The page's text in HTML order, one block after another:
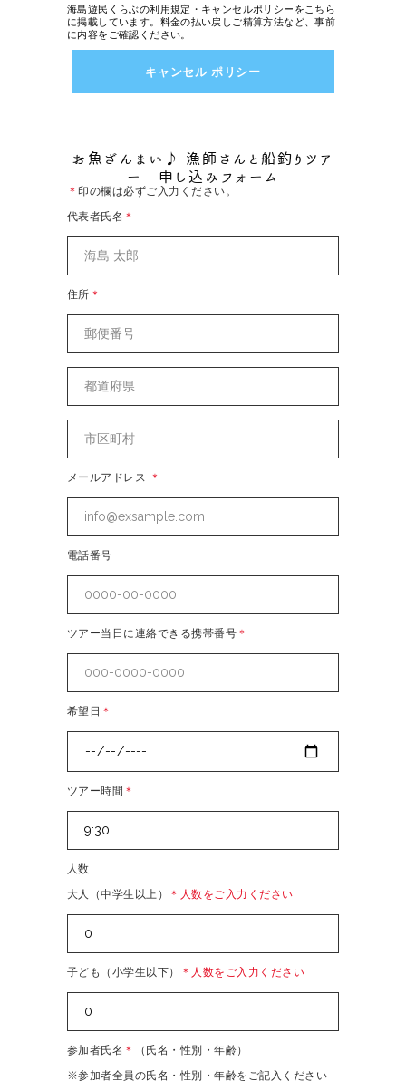
海島遊民くらぶの利用規定・キャンセルポリシーをこちら
に掲載しています。料金の払い戻しご精算方法など、事前
に内容をご確認ください。
キャンセル ポリシー
お魚ざんまい♪ 漁師さんと船釣りツア
ー 申し込みフォーム
＊印の欄は必ずご入力ください。
代表者氏名 ＊
住所 ＊
メールアドレス ＊
電話番号
ツアー当日に連絡できる携帯番号＊
希望日 ＊
ツアー時間 ＊
人数
大人（中学生以上） ＊人数をご入力ください
子ども（小学生以下） ＊人数をご入力ください
参加者氏名 ＊
（氏名・性別・年齢）
※参加者全員の氏名・性別・年齢をご記入ください